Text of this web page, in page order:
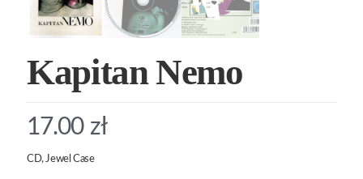
Kapitan Nemo
17.00 zł
CD, Jewel Case